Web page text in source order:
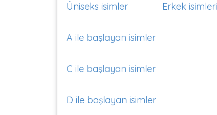
Üniseks isimler Erkek isimleri
A ile başlayan isimler
C ile başlayan isimler
D ile başlayan isimler